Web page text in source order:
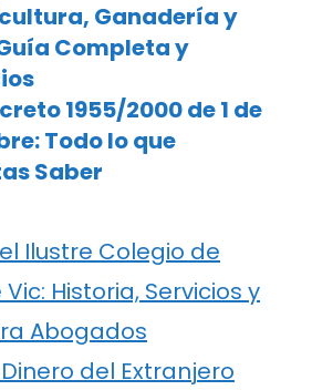
Ganadería y
Completa y
1955/2000 de 1 de
Todo lo que
Saber
Ilustre Colegio de
Historia, Servicios y
Abogados
Dinero del Extranjero